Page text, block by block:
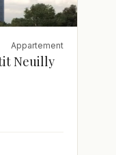
Appartement
Neuilly